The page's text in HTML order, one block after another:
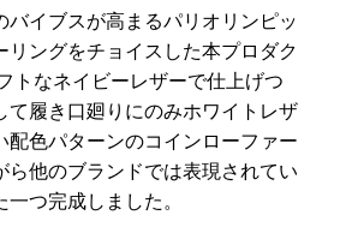
バイブスが高まるパリオリンピッ
リングをチョイスした本プロダク
トなネイビーレザーで仕上げつ
て履き口廻りにのみホワイトレザ
配色パターンのコインローファー
ら他のブランドでは表現されてい
つ完成しました。